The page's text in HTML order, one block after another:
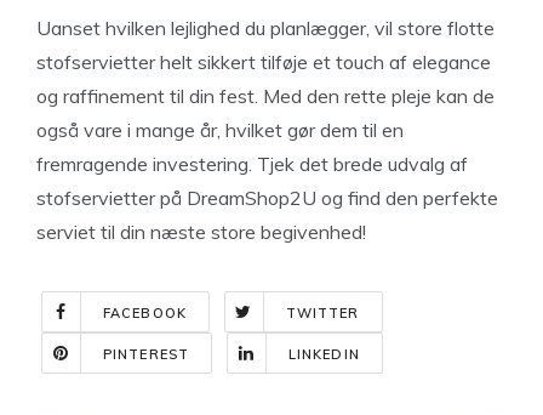
Uanset hvilken lejlighed du planlægger, vil store flotte
stofservietter helt sikkert tilføje et touch af elegance
og raffinement til din fest. Med den rette pleje kan de
også vare i mange år, hvilket gør dem til en
fremragende investering. Tjek det brede udvalg af
stofservietter på DreamShop2U og find den perfekte
serviet til din næste store begivenhed!
FACEBOOK TWITTER
PINTEREST LINKEDIN